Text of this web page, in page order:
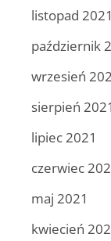
listopad 2021
październik
wrzesień
sierpień 2021
lipiec 2021
czerwiec
maj 2021
kwiecień